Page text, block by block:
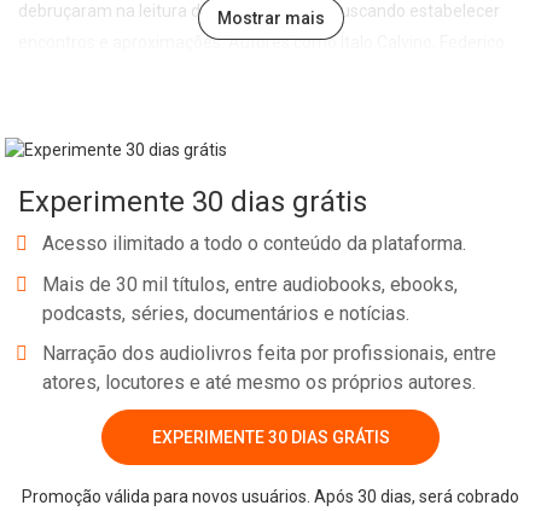
debruçaram na leitura de obras literárias buscando estabelecer
encontros e aproximações. Autores como Ítalo Calvino, Federico
também importantes, têm suas obras investigadas por este grupo
leituras.
Mostrar mais
Experimente 30 dias grátis
Acesso ilimitado a todo o conteúdo da plataforma.
Mais de 30 mil títulos, entre audiobooks, ebooks,
podcasts, séries, documentários e notícias.
Narração dos audiolivros feita por profissionais, entre
atores, locutores e até mesmo os próprios autores.
EXPERIMENTE 30 DIAS GRÁTIS
Promoção válida para novos usuários. Após 30 dias, será cobrado
Whatsapp Facebook Twitter E-mail